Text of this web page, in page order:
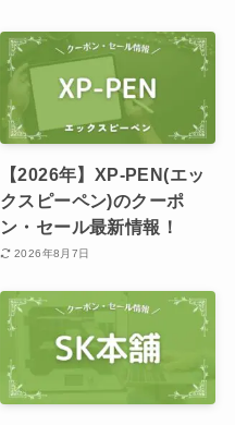
【2026年】XP-PEN(エッ
クスピーペン)のクーポ
ン・セール最新情報！
2026年8月7日